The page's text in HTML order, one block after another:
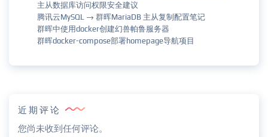
主从数据库访问权限安全建议
腾讯云MySQL → 群晖MariaDB 主从复制配置笔记
群晖中使用docker创建幻兽帕鲁服务器
群晖docker-compose部署homepage导航项目
近期评论
您尚未收到任何评论。